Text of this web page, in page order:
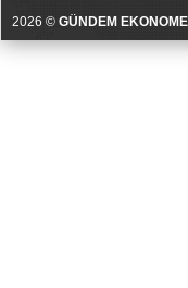
2026 © GÜNDEM